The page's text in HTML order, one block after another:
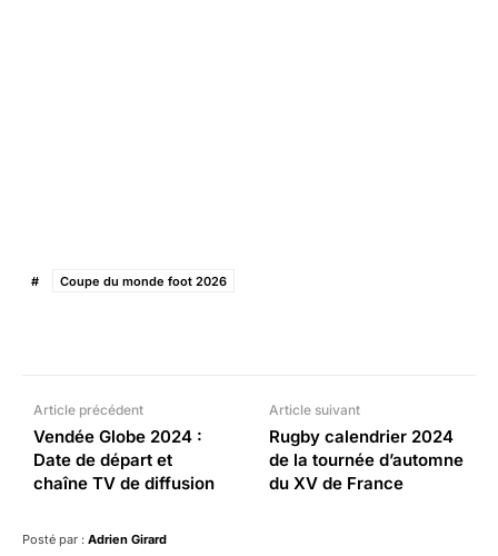
# Coupe du monde foot 2026
Article précédent
Vendée Globe 2024 :
Date de départ et
chaîne TV de diffusion
Article suivant
Rugby calendrier 2024
de la tournée d’automne
du XV de France
Posté par : Adrien Girard